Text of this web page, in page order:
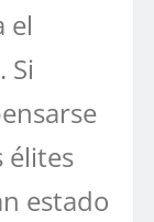
el
Si
élites
estado